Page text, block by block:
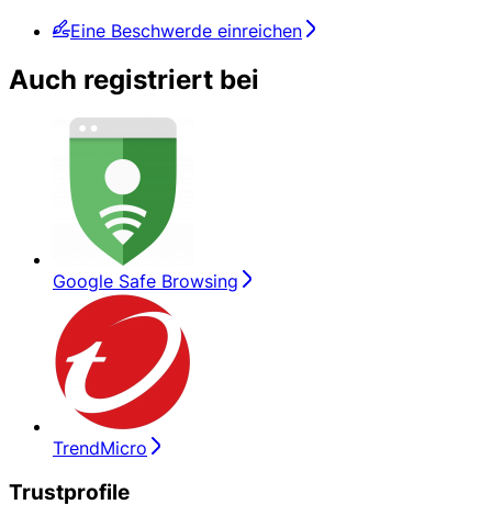
Eine Beschwerde einreichen
Auch registriert bei
Google Safe Browsing
TrendMicro
Trustprofile